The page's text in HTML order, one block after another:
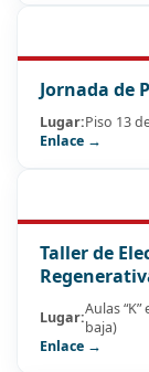
Jornada de
Lugar:Piso 13
Enlace →
Taller de
Lugar:Aulas
baja)
Enlace →